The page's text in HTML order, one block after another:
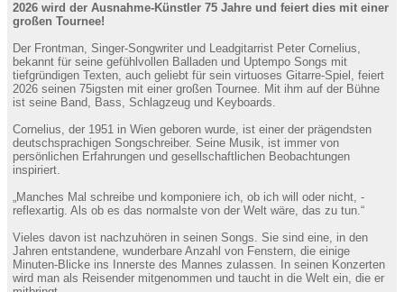
2026 wird der Ausnahme-Künstler 75 Jahre und feiert dies mit einer
großen Tournee!
Der Frontman, Singer-Songwriter und Leadgitarrist Peter Cornelius,
bekannt für seine gefühlvollen Balladen und Uptempo Songs mit
tiefgründigen Texten, auch geliebt für sein virtuoses Gitarre-Spiel, feiert
2026 seinen 75igsten mit einer großen Tournee. Mit ihm auf der Bühne
ist seine Band, Bass, Schlagzeug und Keyboards.
Cornelius, der 1951 in Wien geboren wurde, ist einer der prägendsten
deutschsprachigen Songschreiber. Seine Musik, ist immer von
persönlichen Erfahrungen und gesellschaftlichen Beobachtungen
inspiriert.
„Manches Mal schreibe und komponiere ich, ob ich will oder nicht, -
reflexartig. Als ob es das normalste von der Welt wäre, das zu tun.“
Vieles davon ist nachzuhören in seinen Songs. Sie sind eine, in den
Jahren entstandene, wunderbare Anzahl von Fenstern, die einige
Minuten-Blicke ins Innerste des Mannes zulassen. In seinen Konzerten
wird man als Reisender mitgenommen und taucht in die Welt ein, die er